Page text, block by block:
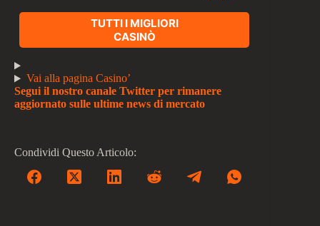
TUTTI I MIGLIORI
CASINÒ
Vai alla pagina Casino’
Segui il nostro canale Twitter per rimanere
aggiornato sulle ultime news di mercato
Condividi Questo Articolo: